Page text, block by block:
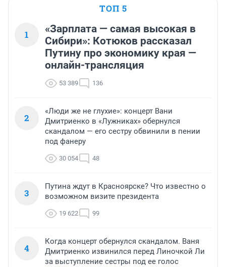
ТОП 5
1
«Зарплата — самая высокая в
Сибири»: Котюков рассказал
Путину про экономику края —
онлайн-трансляция
53 389 136
2
«Люди же не глухие»: концерт Вани
Дмитриенко в «Лужниках» обернулся
скандалом — его сестру обвинили в пении
под фанеру
30 054 48
3
Путина ждут в Красноярске? Что известно о
возможном визите президента
19 622 99
4
Когда концерт обернулся скандалом. Ваня
Дмитриенко извинился перед Линочкой Ли
за выступление сестры под ее голос